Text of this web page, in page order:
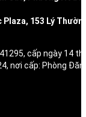
Plaza, 153 Lý
cấp ngày 14
nơi cấp: Phòng